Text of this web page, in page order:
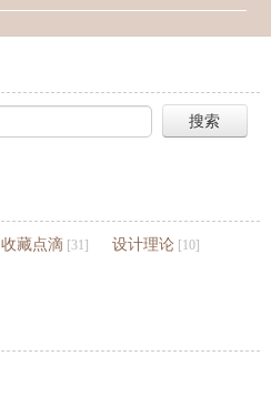
收藏点滴 [31] 设计理论 [10]